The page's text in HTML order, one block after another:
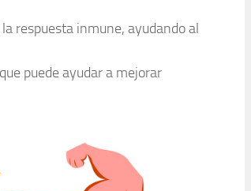
respuesta inmune, ayudando al
puede ayudar a mejorar